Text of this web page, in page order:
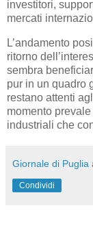
investitori,
mercati
L’andamento
ritorno
sembra
pur in un quadro
restano attenti
momento
industriali che
Giornale di Puglia
Condividi